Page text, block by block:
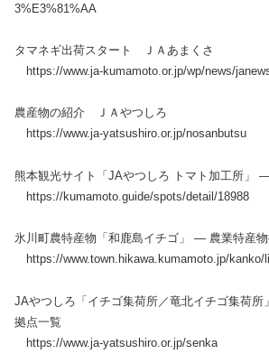
3%E3%81%AA
タマネギ出荷スタート ＪＡあまくさ
https://www.ja-kumamoto.or.jp/wp/news/
農産物の紹介 ＪＡやつしろ
https://www.ja-yatsushiro.or.jp/nosanbutsu
熊本観光サイト「JAやつしろ トマト加工所」
https://kumamoto.guide/spots/detail/18988
氷川町農特産物「和鹿島イチゴ」 — 農業特産
https://www.town.hikawa.kumamoto.jp/kanko/
JAやつしろ「イチゴ集荷所／竜北イチゴ集荷
拠点一覧
https://www.ja-yatsushiro.or.jp/senka